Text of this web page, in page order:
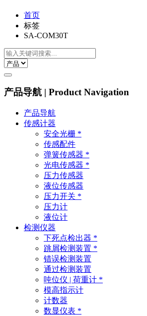
首页
标签
SA-COM30T
产品导航 | Product Navigation
产品导航
传感计器
安全光栅 *
传感配件
弹簧传感器 *
光电传感器 *
压力传感器
液位传感器
压力开关 *
压力计
液位计
检测仪器
下死点检出器 *
跳屑检测装置 *
错误检测装置
通过检测装置
吨位仪 | 荷重计 *
模高指示计
计数器
数显仪表 *